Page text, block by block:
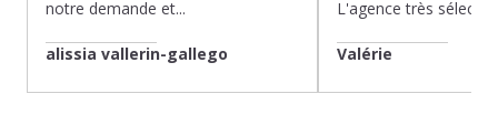
notre demande et...
alissia vallerin-gallego
L'agence très
Valérie